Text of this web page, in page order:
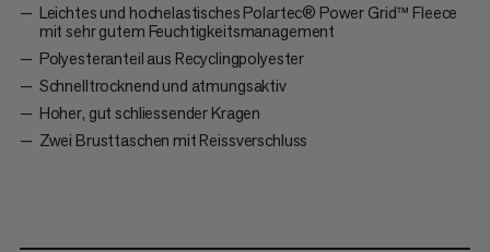
Leichtes und hochelastisches Polartec® Power Grid™ Fleece
mit sehr gutem Feuchtigkeitsmanagement
Polyesteranteil aus Recyclingpolyester
Schnelltrocknend und atmungsaktiv
Hoher, gut schliessender Kragen
Zwei Brusttaschen mit Reissverschluss